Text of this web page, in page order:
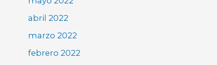
abril 2022
marzo 2022
febrero 2022